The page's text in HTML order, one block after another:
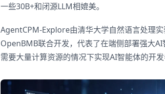
一些30B+和闭源LLM相媲美。
AgentCPM-Explore由清华大学自然语言处理
OpenBMB联合开发，代表了在端侧部署强大
需要大量计算资源的情况下实现AI智能体的开发